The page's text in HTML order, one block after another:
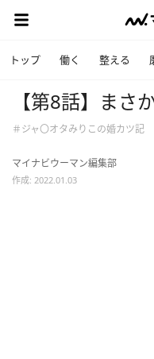
トップ 働く 整える
【第8話】まさ
＃ジャ〇オタみりこの婚カツ記
マイナビウーマン編集部
作成: 2022.01.03